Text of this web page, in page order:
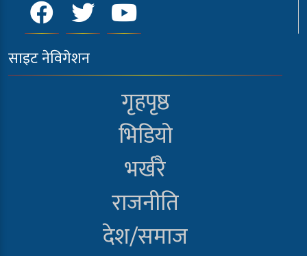
साइट नेविगेशन
गृहपृष्ठ
भिडियो
भर्खरै
राजनीति
देश/समाज